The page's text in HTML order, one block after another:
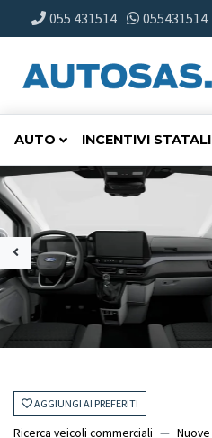
055 431514 055431514
AUTO INCENTIVI STATALI
AGGIUNGI AI PREFERITI
Ricerca veicoli commerciali Nuove